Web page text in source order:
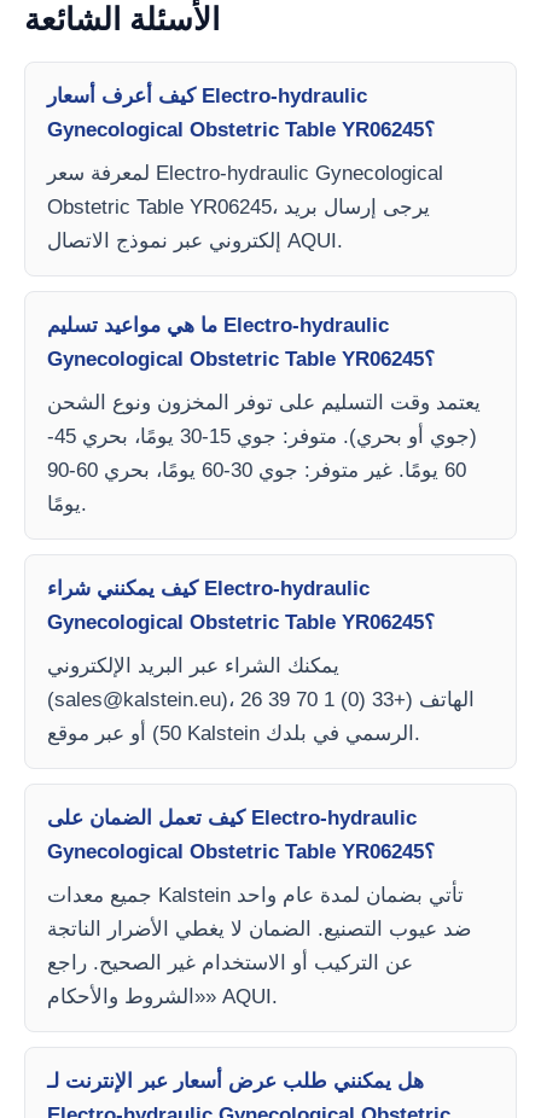
الأسئلة الشائعة
كيف أعرف أسعار Electro-hydraulic
Gynecological Obstetric Table YR06245؟
لمعرفة سعر Electro-hydraulic Gynecological
Obstetric Table YR06245، يرجى إرسال بريد
إلكتروني عبر نموذج الاتصال AQUI.
ما هي مواعيد تسليم Electro-hydraulic
Gynecological Obstetric Table YR06245؟
يعتمد وقت التسليم على توفر المخزون ونوع الشحن
(جوي أو بحري). متوفر: جوي 15-30 يومًا، بحري 45-
60 يومًا. غير متوفر: جوي 30-60 يومًا، بحري 60-90
يومًا.
كيف يمكنني شراء Electro-hydraulic
Gynecological Obstetric Table YR06245؟
يمكنك الشراء عبر البريد الإلكتروني
(sales@kalstein.eu)، الهاتف (+33 (0) 1 70 39 26
50) أو عبر موقع Kalstein الرسمي في بلدك.
كيف تعمل الضمان على Electro-hydraulic
Gynecological Obstetric Table YR06245؟
جميع معدات Kalstein تأتي بضمان لمدة عام واحد
ضد عيوب التصنيع. الضمان لا يغطي الأضرار الناتجة
عن التركيب أو الاستخدام غير الصحيح. راجع
«الشروط والأحكام» AQUI.
هل يمكنني طلب عرض أسعار عبر الإنترنت لـ